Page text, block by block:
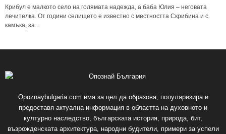
Крибул е малкото село на голямата надежда, а баба Юлия – неговата
лечителка. От години селището е известно с местността Скрибина и с
камъка, за...
Opoznaybulgaria.com има за цел да образова, популяризира и
предоставя актуална информация в областта на духовното и
културно наследство, българската история, природа, бит,
възрожденската архитектура, народни будители, примери за успели